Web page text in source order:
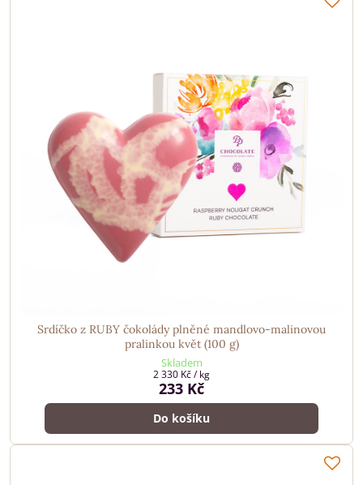
Srdíčko z RUBY čokolády plněné mandlovo-malinovou
pralinkou květ (100 g)
Skladem
233 Kč
2 330 Kč/ kg
Do košíku